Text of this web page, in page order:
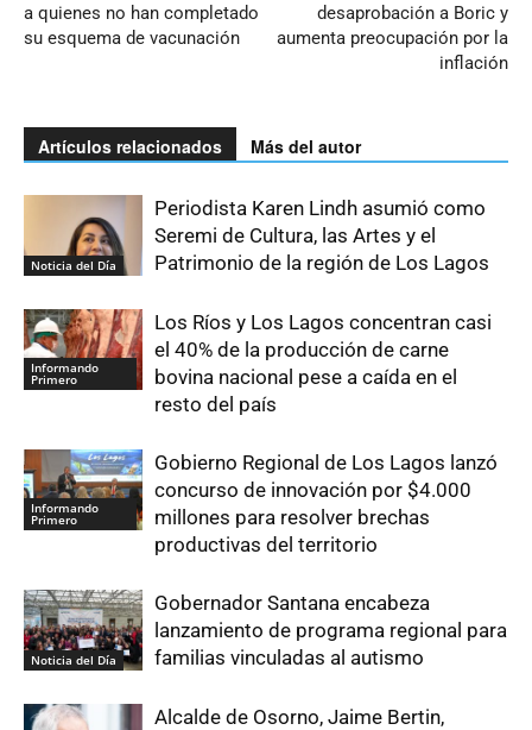
a quienes no han completado
su esquema de vacunación
desaprobación a Boric y
aumenta preocupación por la
inflación
Artículos relacionados Más del autor
Noticia del Día
Periodista Karen Lindh asumió como
Seremi de Cultura, las Artes y el
Patrimonio de la región de Los Lagos
Informando
Primero
Los Ríos y Los Lagos concentran casi
el 40% de la producción de carne
bovina nacional pese a caída en el
resto del país
Informando
Primero
Gobierno Regional de Los Lagos lanzó
concurso de innovación por $4.000
millones para resolver brechas
productivas del territorio
Noticia del Día
Gobernador Santana encabeza
lanzamiento de programa regional para
familias vinculadas al autismo
Alcalde de Osorno, Jaime Bertin,